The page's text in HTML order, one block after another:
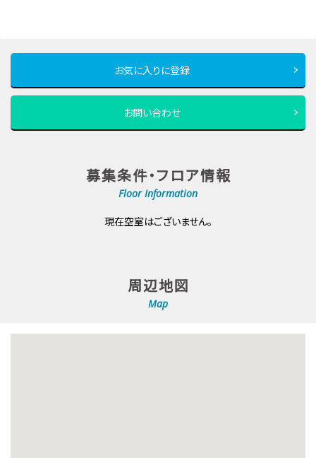
お気に入りに登録
お問い合わせ
募集条件・フロア情報
Floor Information
現在空室はございません。
周辺地図
Map